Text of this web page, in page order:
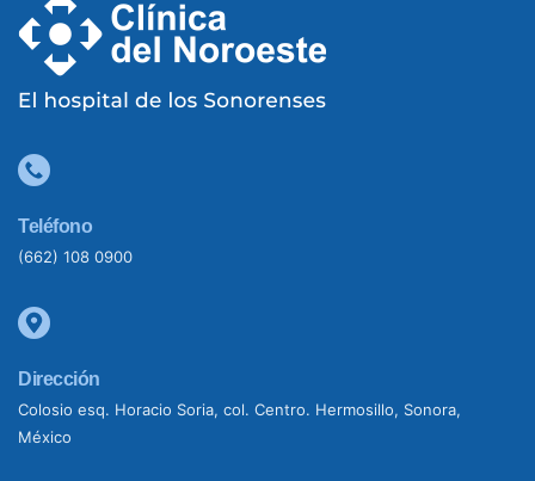
Teléfono
(662) 108 0900
Dirección
Colosio esq. Horacio Soria, col. Centro. Hermosillo, Sonora,
México